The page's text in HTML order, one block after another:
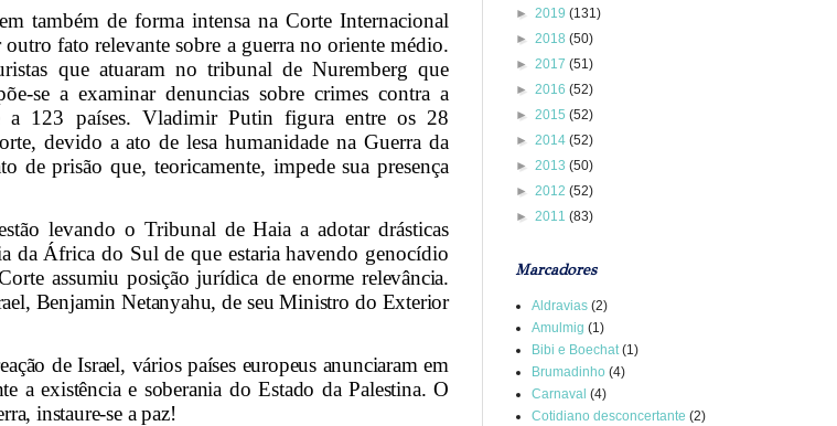
também de forma intensa na Corte Internacional
fato relevante sobre a guerra no oriente médio.
que atuaram no tribunal de Nuremberg que
se a examinar denuncias sobre crimes contra a
a 123 países. Vladimir Putin figura entre os 28
devido a ato de lesa humanidade na Guerra da
de prisão que, teoricamente, impede sua presença
levando o Tribunal de Haia a adotar drásticas
da África do Sul de que estaria havendo genocídio
assumiu posição jurídica de enorme relevância.
, Benjamin Netanyahu, de seu Ministro do Exterior
de Israel, vários países europeus anunciaram em
a existência e soberania do Estado da Palestina. O
instaure-se a paz!
► 2019 (131)
► 2018 (50)
► 2017 (51)
► 2016 (52)
► 2015 (52)
► 2014 (52)
► 2013 (50)
► 2012 (52)
► 2011 (83)
Marcadores
Aldravias (2)
Amulmig (1)
Bibi e Boechat (1)
Brumadinho (4)
Carnaval (4)
Cotidiano desconcertante (2)